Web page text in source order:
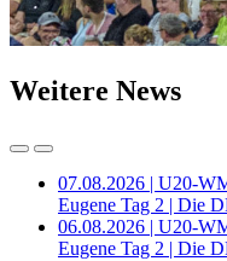
Weitere News
07.08.2026 | U20-
Eugene Tag 2 | Die
06.08.2026 | U20-
Eugene Tag 2 | Die